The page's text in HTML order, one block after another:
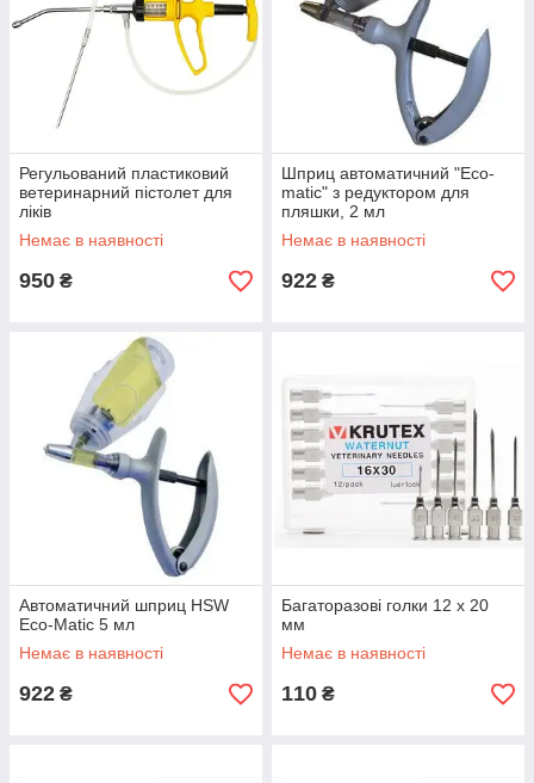
Регульований пластиковий
ветеринарний пістолет для
ліків
Немає в наявності
950 ₴
Шприц автоматичний "Eco-
matic" з редуктором для
пляшки, 2 мл
Немає в наявності
922 ₴
Автоматичний шприц HSW
Eco-Matic 5 мл
Немає в наявності
922 ₴
Багаторазові голки 12 х 20
мм
Немає в наявності
110 ₴